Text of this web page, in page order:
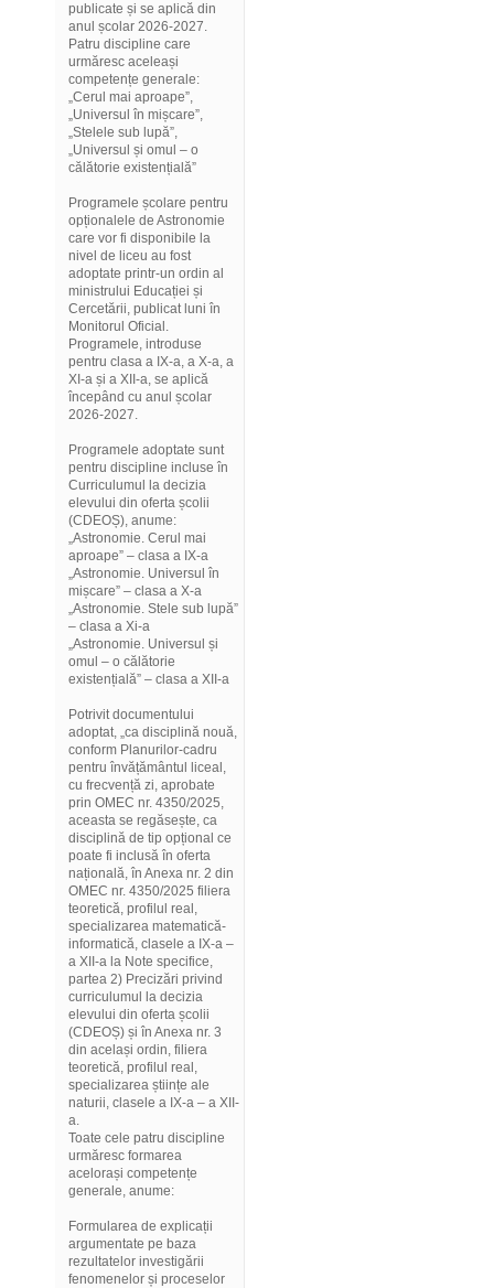
publicate și se aplică din
anul școlar 2026-2027.
Patru discipline care
urmăresc aceleași
competențe generale:
„Cerul mai aproape”,
„Universul în mișcare”,
„Stelele sub lupă”,
„Universul și omul – o
călătorie existențială”
Programele școlare pentru
opționalele de Astronomie
care vor fi disponibile la
nivel de liceu au fost
adoptate printr-un ordin al
ministrului Educației și
Cercetării, publicat luni în
Monitorul Oficial.
Programele, introduse
pentru clasa a IX-a, a X-a, a
XI-a și a XII-a, se aplică
începând cu anul școlar
2026-2027.
Programele adoptate sunt
pentru discipline incluse în
Curriculumul la decizia
elevului din oferta școlii
(CDEOȘ), anume:
„Astronomie. Cerul mai
aproape” – clasa a IX-a
„Astronomie. Universul în
mișcare” – clasa a X-a
„Astronomie. Stele sub lupă”
– clasa a Xi-a
„Astronomie. Universul și
omul – o călătorie
existențială” – clasa a XII-a
Potrivit documentului
adoptat, „ca disciplină nouă,
conform Planurilor-cadru
pentru învățământul liceal,
cu frecvență zi, aprobate
prin OMEC nr. 4350/2025,
aceasta se regăsește, ca
disciplină de tip opțional ce
poate fi inclusă în oferta
națională, în Anexa nr. 2 din
OMEC nr. 4350/2025 filiera
teoretică, profilul real,
specializarea matematică-
informatică, clasele a IX-a –
a XII-a la Note specifice,
partea 2) Precizări privind
curriculumul la decizia
elevului din oferta școlii
(CDEOȘ) și în Anexa nr. 3
din același ordin, filiera
teoretică, profilul real,
specializarea științe ale
naturii, clasele a IX-a – a XII-
a.
Toate cele patru discipline
urmăresc formarea
acelorași competențe
generale, anume:
Formularea de explicații
argumentate pe baza
rezultatelor investigării
fenomenelor și proceselor